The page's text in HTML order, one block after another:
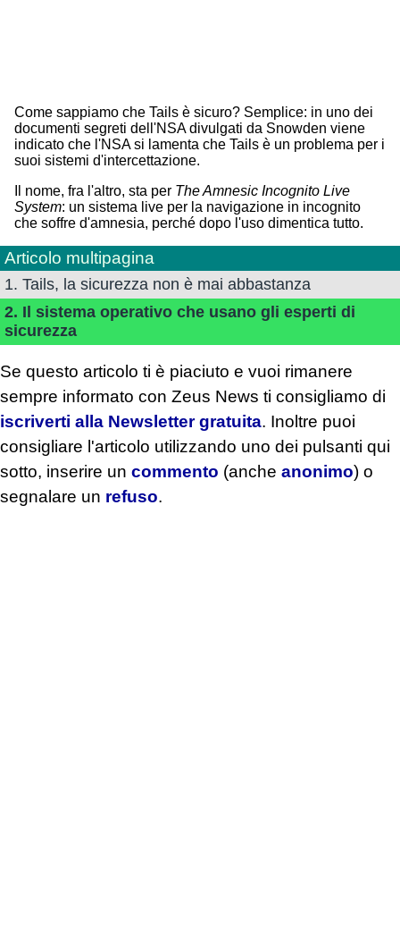
Come sappiamo che Tails è sicuro? Semplice: in uno dei
documenti segreti dell'NSA divulgati da Snowden viene
indicato che l'NSA si lamenta che Tails è un problema per i
suoi sistemi d'intercettazione.
Il nome, fra l'altro, sta per The Amnesic Incognito Live
System: un sistema live per la navigazione in incognito
che soffre d'amnesia, perché dopo l'uso dimentica tutto.
Articolo multipagina
1. Tails, la sicurezza non è mai abbastanza
2. Il sistema operativo che usano gli esperti di
sicurezza
Se questo articolo ti è piaciuto e vuoi rimanere
sempre informato con Zeus News ti consigliamo di
iscriverti alla Newsletter gratuita. Inoltre puoi
consigliare l'articolo utilizzando uno dei pulsanti qui
sotto, inserire un commento (anche anonimo) o
segnalare un refuso.